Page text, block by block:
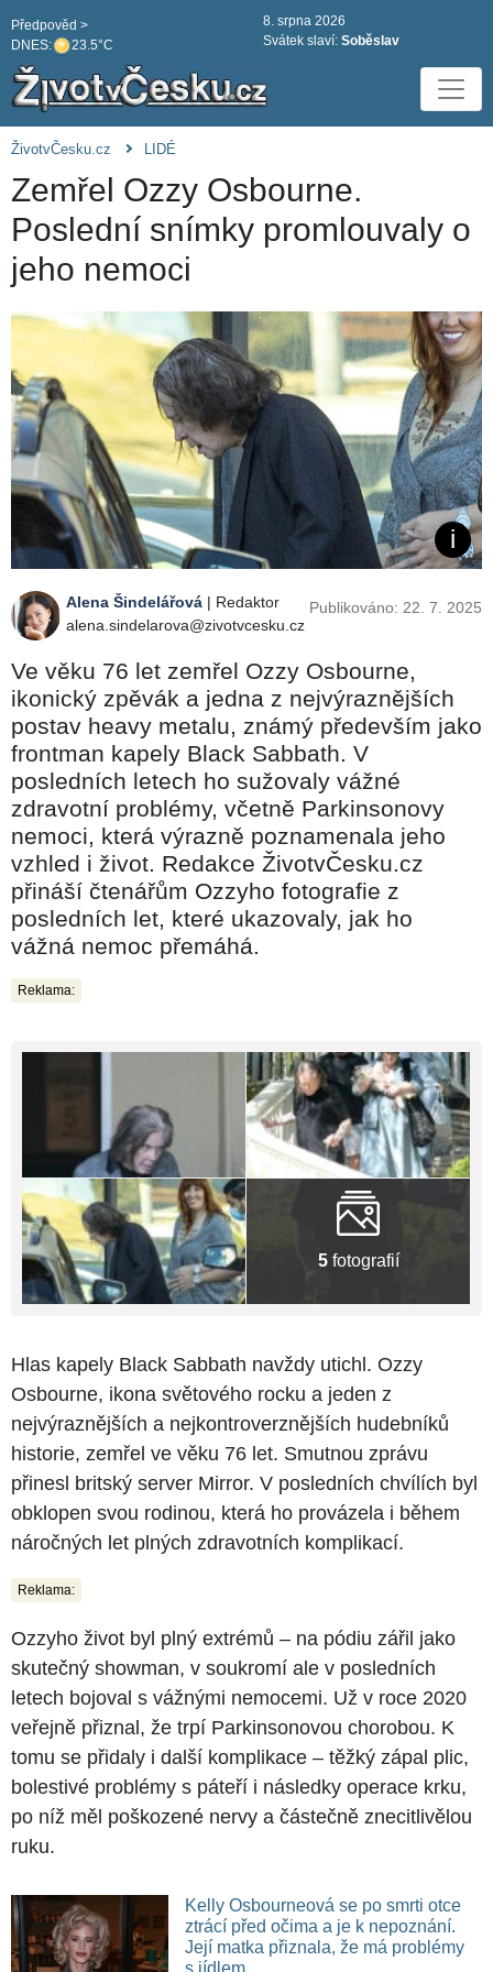
DNES: 23.5°C
Předpověd >
8. srpna 2026
Svátek slaví: Soběslav
ŽivotvČesku.cz LIDÉ
Zemřel Ozzy Osbourne.
Poslední snímky promlouvaly o
jeho nemoci
Alena Šindelářová | Redaktor
alena.sindelarova@zivotvcesku.cz
Publikováno: 22. 7. 2025
Ve věku 76 let zemřel Ozzy Osbourne,
ikonický zpěvák a jedna z nejvýraznějších
postav heavy metalu, známý především jako
frontman kapely Black Sabbath. V
posledních letech ho sužovaly vážné
zdravotní problémy, včetně Parkinsonovy
nemoci, která výrazně poznamenala jeho
vzhled i život. Redakce ŽivotvČesku.cz
přináší čtenářům Ozzyho fotografie z
posledních let, které ukazovaly, jak ho
vážná nemoc přemáhá.
Reklama:
5fotografií
Hlas kapely Black Sabbath navždy utichl. Ozzy
Osbourne, ikona světového rocku a jeden z
nejvýraznějších a nejkontroverznějších hudebníků
historie, zemřel ve věku 76 let. Smutnou zprávu
přinesl britský server Mirror. V posledních chvílích byl
obklopen svou rodinou, která ho provázela i během
náročných let plných zdravotních komplikací.
Reklama:
Ozzyho život byl plný extrémů – na pódiu zářil jako
skutečný showman, v soukromí ale v posledních
letech bojoval s vážnými nemocemi. Už v roce 2020
veřejně přiznal, že trpí Parkinsonovou chorobou. K
tomu se přidaly i další komplikace – těžký zápal plic,
bolestivé problémy s páteří i následky operace krku,
po níž měl poškozené nervy a částečně znecitlivělou
ruku.
Kelly Osbourneová se po smrti otce
ztrácí před očima a je k nepoznání.
Její matka přiznala, že má problémy